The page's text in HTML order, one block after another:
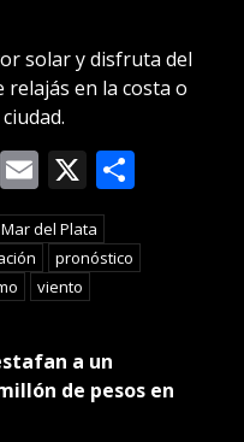
solar y disfruta del
en la costa o
Google
Email
X
Mar del Plata
pronóstico
viento
a un
de pesos en